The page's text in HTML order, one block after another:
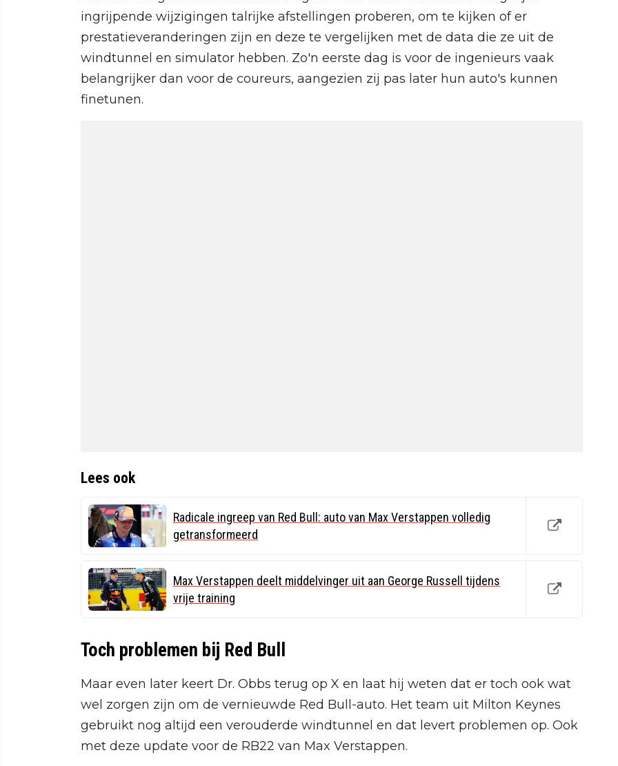
ingrijpende wijzigingen talrijke afstellingen proberen, om te kijken of er
prestatieveranderingen zijn en deze te vergelijken met de data die ze uit de
windtunnel en simulator hebben. Zo'n eerste dag is voor de ingenieurs vaak
belangrijker dan voor de coureurs, aangezien zij pas later hun auto's kunnen
finetunen.
Lees ook
Radicale ingreep van Red Bull: auto van Max Verstappen volledig
getransformeerd
Max Verstappen deelt middelvinger uit aan George Russell tijdens
vrije training
Toch problemen bij Red Bull
Maar even later keert Dr. Obbs terug op X en laat hij weten dat er toch ook wat
wel zorgen zijn om de vernieuwde Red Bull-auto. Het team uit Milton Keynes
gebruikt nog altijd een verouderde windtunnel en dat levert problemen op. Ook
met deze update voor de RB22 van Max Verstappen.